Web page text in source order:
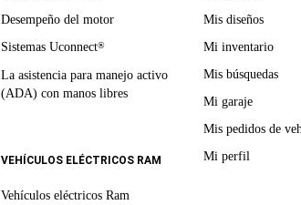
Desempeño del motor
Sistemas Uconnect®
La asistencia para manejo activo
(ADA) con manos libres
VEHÍCULOS ELÉCTRICOS RAM
Vehículos eléctricos Ram
Mis diseños
Mi inventario
Mis búsquedas
Mi garaje
Mis pedidos de
Mi perfil